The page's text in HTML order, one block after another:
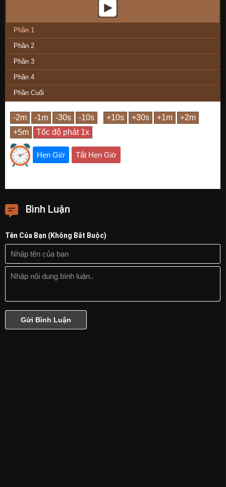
Phần 1
Phần 2
Phần 3
Phần 4
Phần Cuối
Hẹn Giờ Tắt Hẹn Giờ
Bình Luận
Tên Của Bạn (Không Bắt Buộc)